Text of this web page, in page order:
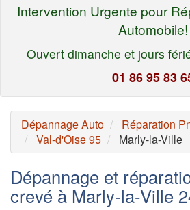
Intervention Urgente pour
Automobile!
Ouvert dimanche et jours
01 86 95 83
Dépannage Auto
Réparation
Val-d'Oise 95
Marly-la-Ville
Dépannage et
crevé à Marly-la-Ville